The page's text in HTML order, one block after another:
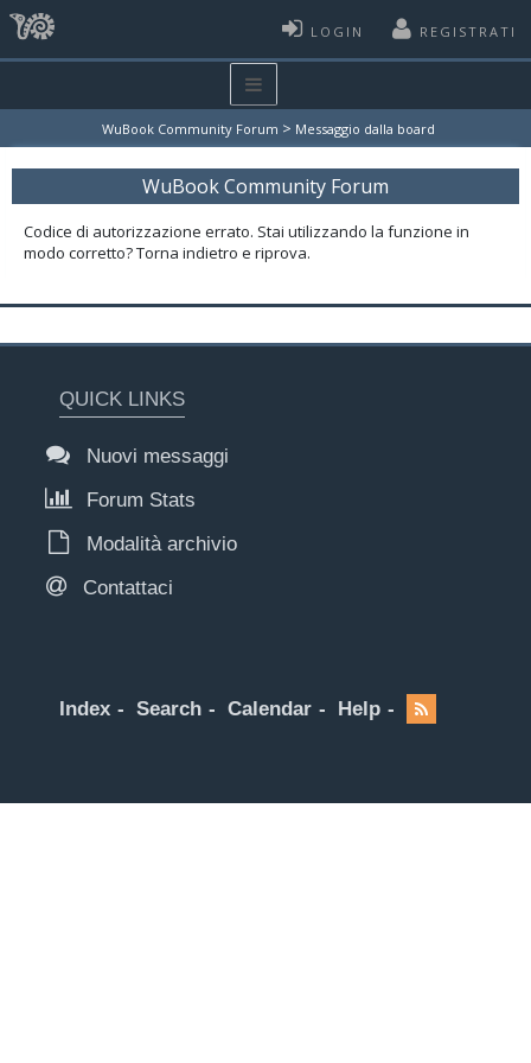
LOGIN REGISTRATI
WuBook Community Forum > Messaggio dalla board
WuBook Community Forum
Codice di autorizzazione errato. Stai utilizzando la funzione in
modo corretto? Torna indietro e riprova.
QUICK LINKS
Nuovi messaggi
Forum Stats
Modalità archivio
Contattaci
Index Search Calendar Help